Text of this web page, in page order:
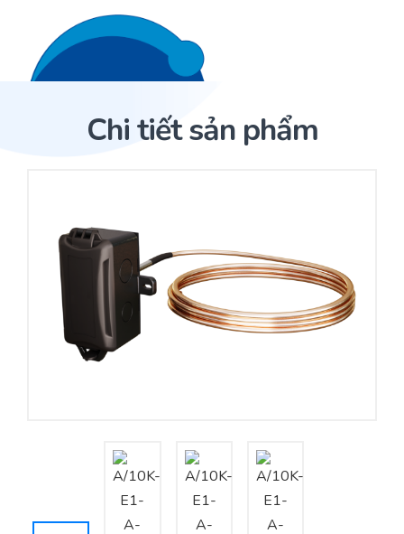
Trang Chủ
Cảm biến ACI
Nhà phân phối cảm biến
Nhà sản xuất thiết bị điều khiển
Tư vấn – Thiết kế – Cung cấp thiết bị HVAC
Tư vấn thiết kế, thi công tủ điều khiển
Sản phẩm
Dự án
Bài viết
Chi tiết sản phẩm